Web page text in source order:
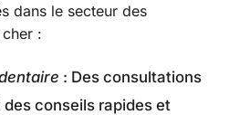
dans le secteur des
:
: Des consultations
conseils rapides et